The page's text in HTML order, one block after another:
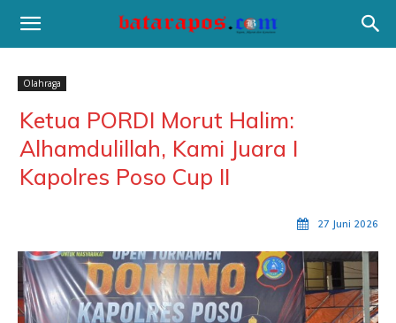
Olahraga
Ketua PORDI Morut Halim:
Alhamdulillah, Kami Juara I
Kapolres Poso Cup II
27 Juni 2026